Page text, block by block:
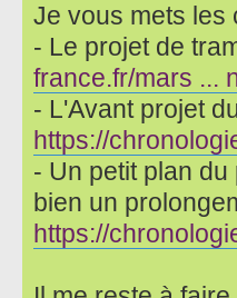
Je vous mets les
- Le projet de
france.fr/mars ...
- L'Avant projet
https://
- Un petit plan
bien un
https://